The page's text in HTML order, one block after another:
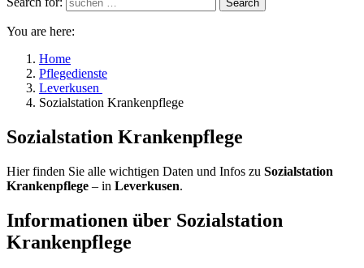
Search
You are here:
Home
Pflegedienste
Leverkusen
Sozialstation Krankenpflege
Sozialstation Krankenpflege
Hier finden Sie alle wichtigen Daten und Infos zu Sozialstation
Krankenpflege – in Leverkusen.
Informationen über Sozialstation
Krankenpflege